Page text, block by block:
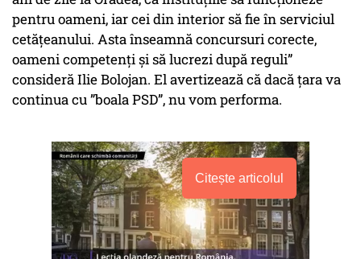
pentru oameni, iar cei din interior să fie în serviciul
cetățeanului. Asta înseamnă concursuri corecte,
oameni competenți și să lucrezi după reguli”
consideră Ilie Bolojan. El avertizează că dacă țara va
continua cu ”boala PSD”, nu vom performa.
Citește articolul